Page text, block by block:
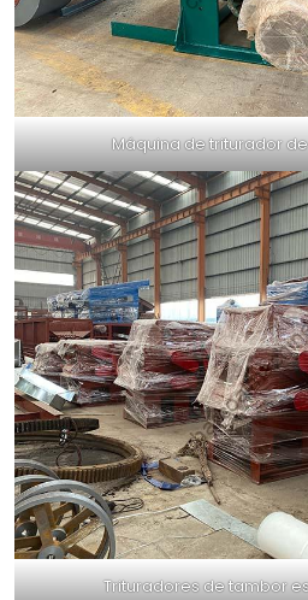
Máquina de triturador
Trituradores de tambor